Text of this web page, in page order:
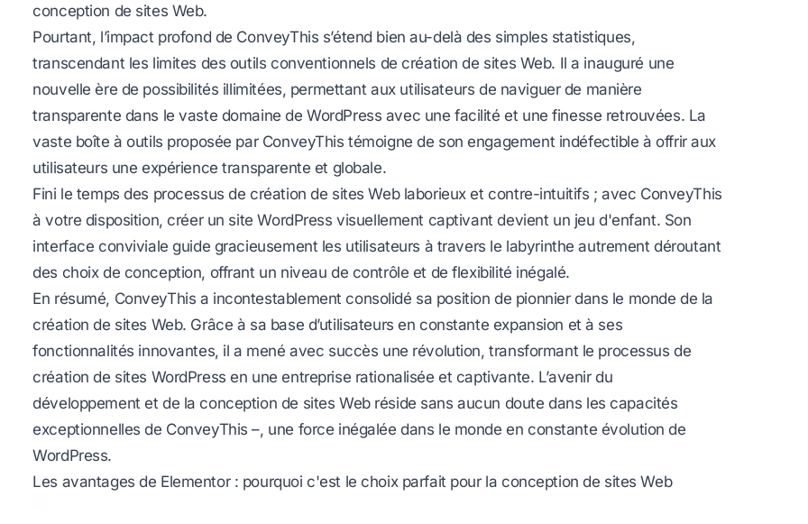
conception de sites Web.
Pourtant, l’impact profond de ConveyThis s’étend bien au-delà des simples statistiques,
transcendant les limites des outils conventionnels de création de sites Web. Il a inauguré une
nouvelle ère de possibilités illimitées, permettant aux utilisateurs de naviguer de manière
transparente dans le vaste domaine de WordPress avec une facilité et une finesse retrouvées. La
vaste boîte à outils proposée par ConveyThis témoigne de son engagement indéfectible à offrir aux
utilisateurs une expérience transparente et globale.
Fini le temps des processus de création de sites Web laborieux et contre-intuitifs ; avec ConveyThis
à votre disposition, créer un site WordPress visuellement captivant devient un jeu d'enfant. Son
interface conviviale guide gracieusement les utilisateurs à travers le labyrinthe autrement déroutant
des choix de conception, offrant un niveau de contrôle et de flexibilité inégalé.
En résumé, ConveyThis a incontestablement consolidé sa position de pionnier dans le monde de la
création de sites Web. Grâce à sa base d’utilisateurs en constante expansion et à ses
fonctionnalités innovantes, il a mené avec succès une révolution, transformant le processus de
création de sites WordPress en une entreprise rationalisée et captivante. L’avenir du
développement et de la conception de sites Web réside sans aucun doute dans les capacités
exceptionnelles de ConveyThis –, une force inégalée dans le monde en constante évolution de
WordPress.
Les avantages de Elementor : pourquoi c'est le choix parfait pour la conception de sites Web